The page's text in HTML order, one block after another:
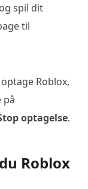
spil dit
til
Roblox,
på
optagelse.
Roblox